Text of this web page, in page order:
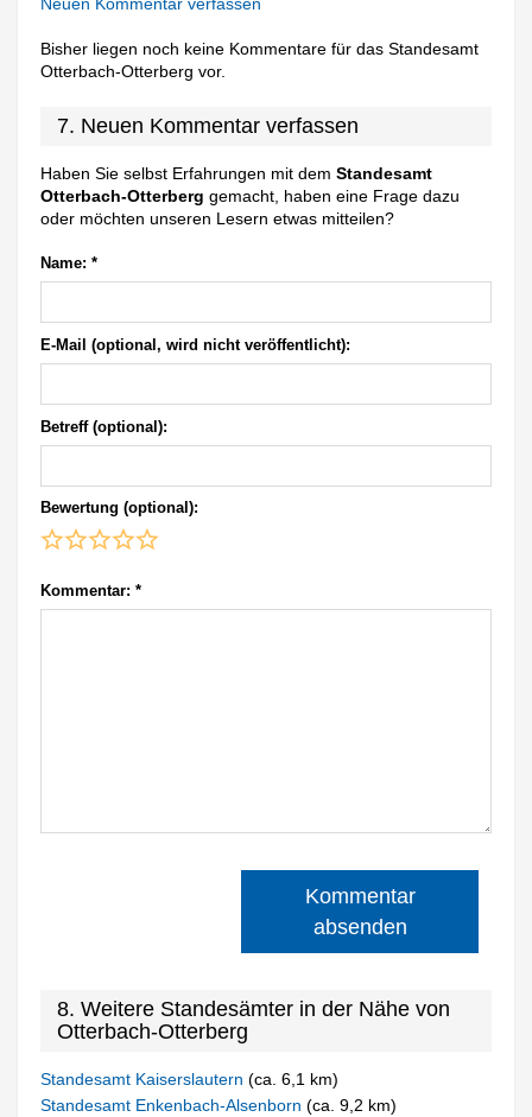
Bisher liegen noch keine Kommentare für das Standesamt
Otterbach-Otterberg vor.
7. Neuen Kommentar verfassen
Haben Sie selbst Erfahrungen mit demStandesamt
Otterbach-Otterberg gemacht, haben eine Frage dazu
oder möchten unseren Lesern etwas mitteilen?
Name: *
E-Mail (optional, wird nicht veröffentlicht):
Betreff (optional):
Bewertung (optional):
Kommentar: *
Kommentar
absenden
8. Weitere Standesämter in der Nähe von
Otterbach-Otterberg
Standesamt Kaiserslautern(ca. 6,1 km)
Standesamt Enkenbach-Alsenborn(ca. 9,2 km)